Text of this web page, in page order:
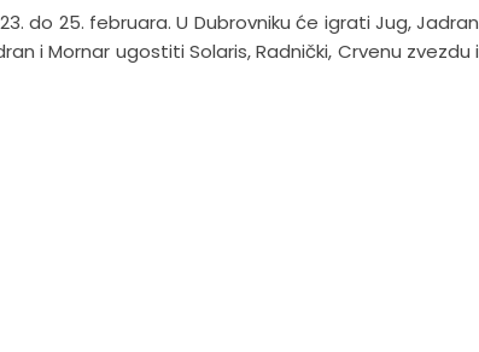
do 25. februara. U Dubrovniku će igrati Jug, Jadran
i Mornar ugostiti Solaris, Radnički, Crvenu zvezdu i